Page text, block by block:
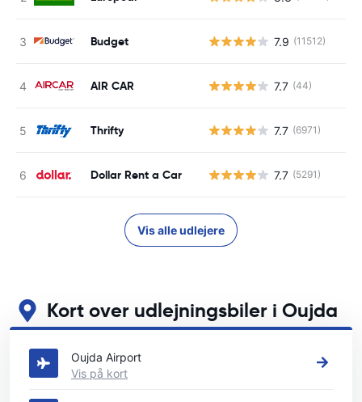
Budget 7.9 (11512)
AIR CAR 7.7 (44)
Thrifty 7.7 (6971)
Dollar Rent a Car 7.7 (5291)
Vis alle udlejere
Kort over udlejningsbiler i Oujda
Se vores vigtigste biludlejningssteder i Oujda
Oujda Airport
Vis på kort